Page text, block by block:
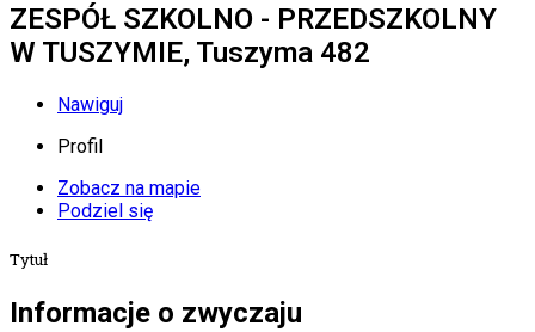
ZESPÓŁ SZKOLNO - PRZEDSZKOLNY
W TUSZYMIE, Tuszyma 482
Nawiguj
Profil
Zobacz na mapie
Podziel się
Tytuł
Informacje o zwyczaju